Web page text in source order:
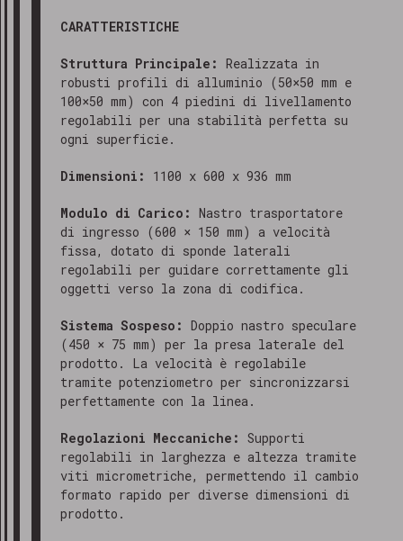
CARATTERISTICHE
Struttura Principale:Realizzata in
robusti profili di alluminio (50×50 mm e
100×50 mm) con 4 piedini di livellamento
regolabili per una stabilità perfetta su
ogni superficie.
Dimensioni: 1100 x 600 x 936 mm
Modulo di Carico:Nastro trasportatore
di ingresso (600 × 150 mm) a velocità
fissa, dotato di sponde laterali
regolabili per guidare correttamente gli
oggetti verso la zona di codifica.
Sistema Sospeso:Doppio nastro speculare
(450 × 75 mm) per la presa laterale del
prodotto. La velocità è regolabile
tramite potenziometro per sincronizzarsi
perfettamente con la linea.
Regolazioni Meccaniche:Supporti
regolabili in larghezza e altezza tramite
viti micrometriche, permettendo il cambio
formato rapido per diverse dimensioni di
prodotto.